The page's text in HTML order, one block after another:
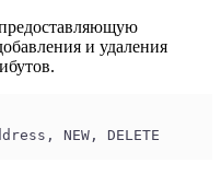
и удаления
NEW, DELETE